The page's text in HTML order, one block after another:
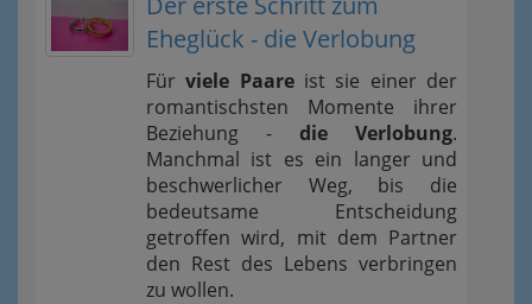
Eheglück - die Verlobung
Fürviele Paareist sie einer der
romantischsten Momente ihrer
Beziehung - die Verlobung.
Manchmal ist es ein langer und
beschwerlicher Weg, bis die
bedeutsame Entscheidung
getroffen wird, mit dem Partner
den Rest des Lebens verbringen
zu wollen.